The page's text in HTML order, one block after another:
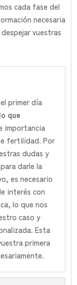
cada fase del
necesaria
vuestras
primer día
que
importancia
fertilidad. Por
dudas y
darle la
es necesario
interés con
lo que nos
caso y
Esta
primera